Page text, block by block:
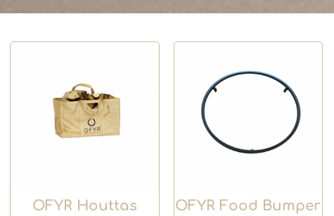
OFYR Houttas
OFYR Food Bumper